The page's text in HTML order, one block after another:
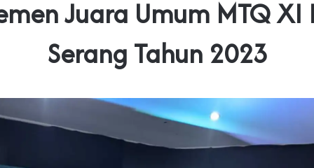
Juara Umum MTQ XI
Serang Tahun 2023